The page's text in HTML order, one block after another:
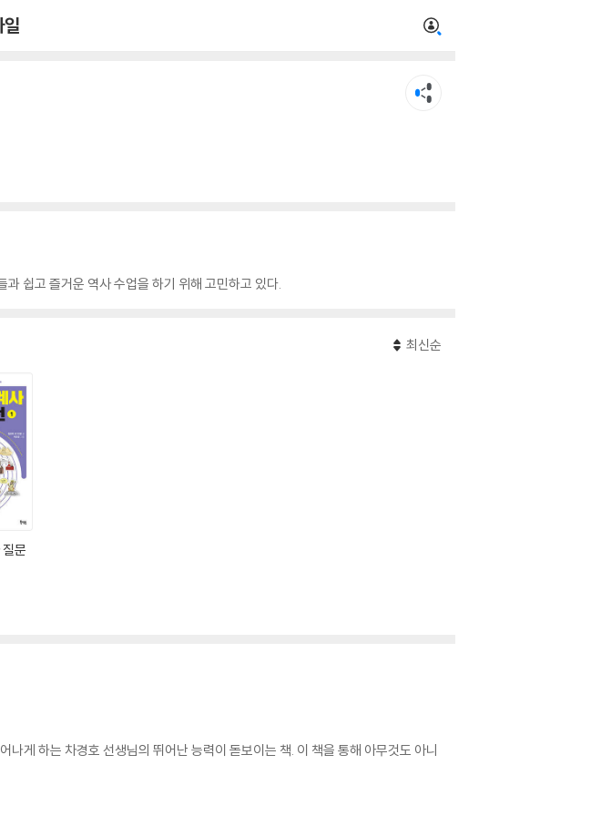
쉽고 즐거운 역사 수업을 하기 위해 고민하고 있다.
최신순
문
게 하는 차경호 선생님의 뛰어난 능력이 돋보이는 책. 이 책을 통해 아무것도 아니